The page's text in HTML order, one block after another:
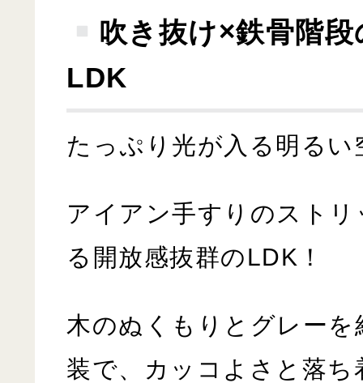
吹き抜け×鉄骨階
LDK
たっぷり光が入る明るい
アイアン手すりのスト
る開放感抜群のLDK！
木のぬくもりとグレーを
装で、カッコよさと落ち